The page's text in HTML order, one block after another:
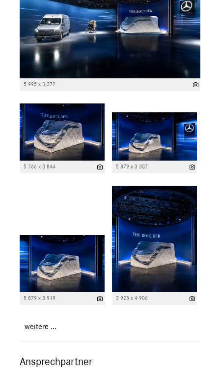
5 995 x 3 372
5 766 x 3 844 5 879 x 3 307
5 879 x 3 919 3 925 x 4 906
weitere ...
Ansprechpartner